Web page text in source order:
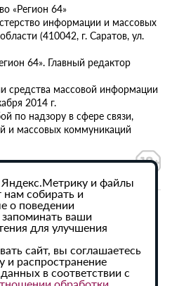
«Регион 64»
информации и массовых
(410042, г. Саратов, ул.
64». Главный редактор
средства массовой информации
2014 г.
по надзору в сфере связи,
и массовых коммуникаций
персональных данных
сайта активная
64» обязательна.
и файлы
собирать и
о поведении
ваши
для улучшения
сайт, вы соглашаетесь
и распространение
в соответствии с